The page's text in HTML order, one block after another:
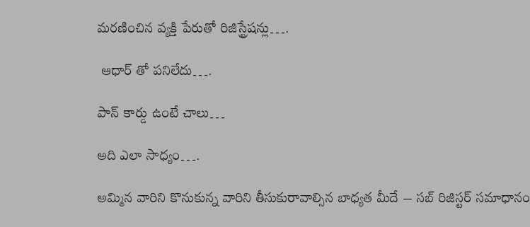
మరణించిన వ్యక్తి పేరుతో రిజిస్ట్రేషన్లు….
ఆధార్ తో పనిలేదు….
పాన్ కార్డు ఉంటే చాలు…
అది ఎలా సాధ్యం….
అమ్మిన వారిని కొనుకున్న వారిని తీసుకురావాల్సిన బాధ్యత మీదే – సబ్ రిజిస్టర్ సమాధానం